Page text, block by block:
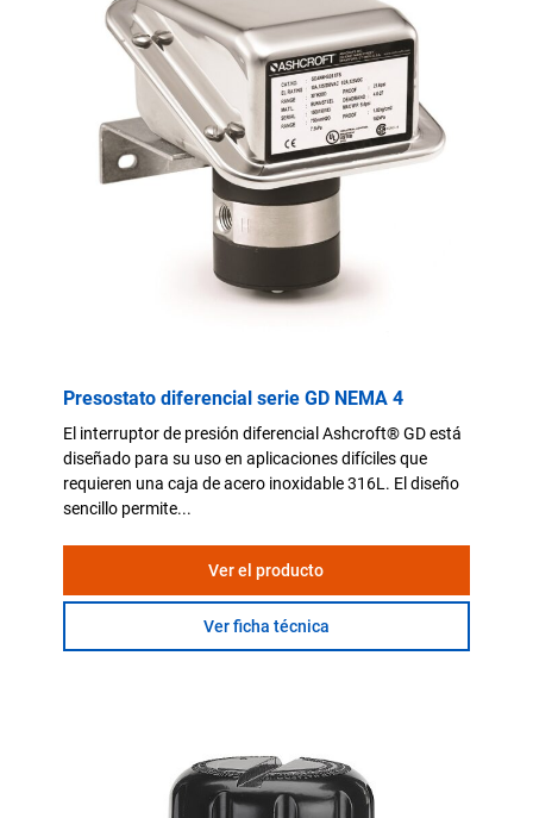
Presostato diferencial serie GD NEMA 4
El interruptor de presión diferencial Ashcroft® GD está
diseñado para su uso en aplicaciones difíciles que
requieren una caja de acero inoxidable 316L. El diseño
sencillo permite...
Ver el producto
Ver ficha técnica